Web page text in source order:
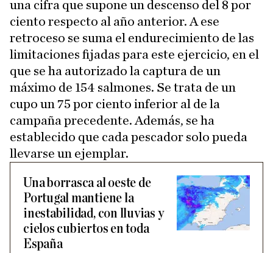
una cifra que supone un descenso del 8 por
ciento respecto al año anterior. A ese
retroceso se suma el endurecimiento de las
limitaciones fijadas para este ejercicio, en el
que se ha autorizado la captura de un
máximo de 154 salmones. Se trata de un
cupo un 75 por ciento inferior al de la
campaña precedente. Además, se ha
establecido que cada pescador solo pueda
llevarse un ejemplar.
Una borrasca al oeste de
Portugal mantiene la
inestabilidad, con lluvias y
cielos cubiertos en toda
España